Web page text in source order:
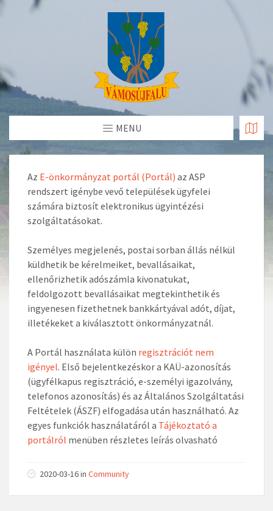
Skip
MENU
Az E-önkormányzat portál (Portál) az ASP
rendszert igénybe vevő települések ügyfelei
számára biztosít elektronikus ügyintézési
szolgáltatásokat.
Személyes megjelenés, postai sorban állás nélkül
küldhetik be kérelmeiket, bevallásaikat,
ellenőrizhetik adószámla kivonatukat,
feldolgozott bevallásaikat megtekinthetik és
ingyenesen fizethetnek bankkártyával adót, díjat,
illetékeket a kiválasztott önkormányzatnál.
A Portál használata külön regisztrációt nem
igényel. Első bejelentkezéskor a KAÜ-azonosítás
(ügyfélkapus regisztráció, e-személyi igazolvány,
telefonos azonosítás) és az Általános Szolgáltatási
Feltételek (ÁSZF) elfogadása után használható. Az
egyes funkciók használatáról a Tájékoztató a
portálról menüben részletes leírás olvasható
2020-03-16 in Community